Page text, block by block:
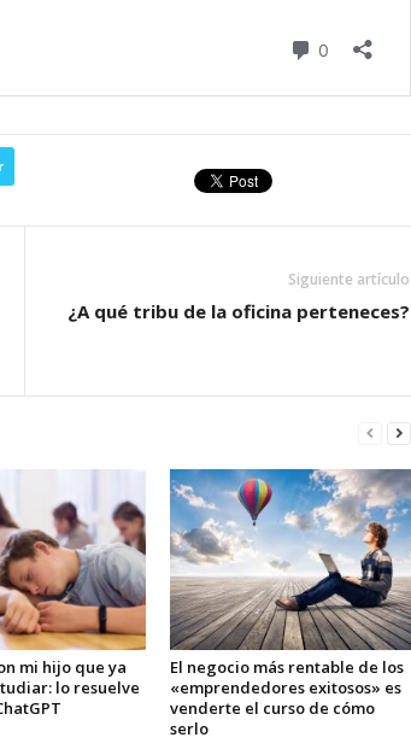
Siguiente artículo
¿A qué tribu de la oficina perteneces?
mi hijo que ya
lo resuelve
El negocio más rentable de los
«emprendedores exitosos» es
venderte el curso de cómo
serlo